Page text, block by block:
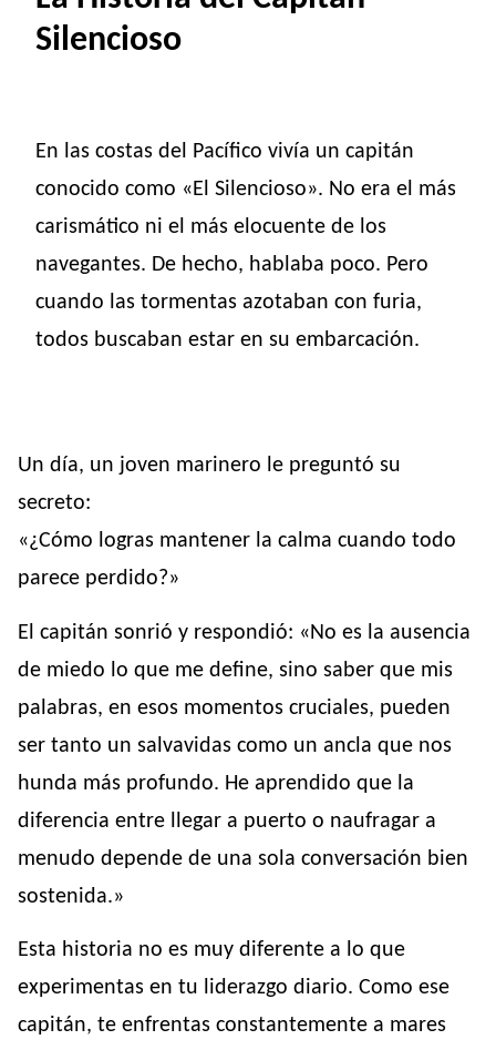
Silencioso
En las costas del Pacífico vivía un capitán
conocido como «El Silencioso». No era el más
carismático ni el más elocuente de los
navegantes. De hecho, hablaba poco. Pero
cuando las tormentas azotaban con furia,
todos buscaban estar en su embarcación.
Un día, un joven marinero le preguntó su
secreto:
«¿Cómo logras mantener la calma cuando todo
parece perdido?»
El capitán sonrió y respondió: «No es la ausencia
de miedo lo que me define, sino saber que mis
palabras, en esos momentos cruciales, pueden
ser tanto un salvavidas como un ancla que nos
hunda más profundo. He aprendido que la
diferencia entre llegar a puerto o naufragar a
menudo depende de una sola conversación bien
sostenida.»
Esta historia no es muy diferente a lo que
experimentas en tu liderazgo diario. Como ese
capitán, te enfrentas constantemente a mares